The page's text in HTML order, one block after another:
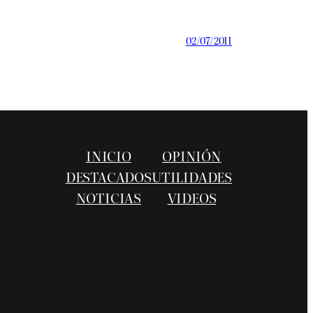
02/07/2011
INICIO
DESTACADOS
NOTICIAS
OPINIÓN
UTILIDADES
VIDEOS